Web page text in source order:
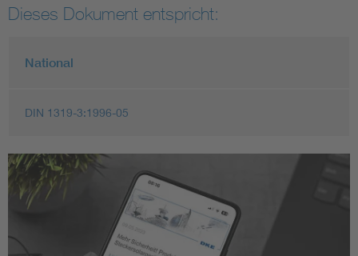
Dieses Dokument entspricht:
National
DIN 1319-3:1996-05